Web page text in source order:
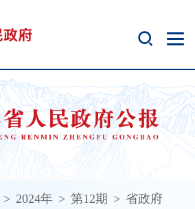
> 2024年 > 第12期 > 省政府